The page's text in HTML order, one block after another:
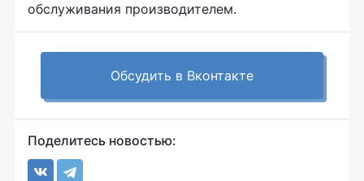
обслуживания производителем.
Обсудить в Вконтакте
Поделитесь новостью: